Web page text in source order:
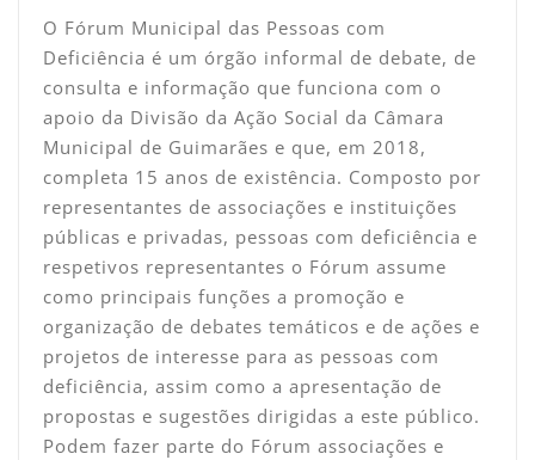
O Fórum Municipal das Pessoas com
Deficiência é um órgão informal de debate, de
consulta e informação que funciona com o
apoio da Divisão da Ação Social da Câmara
Municipal de Guimarães e que, em 2018,
completa 15 anos de existência. Composto por
representantes de associações e instituições
públicas e privadas, pessoas com deficiência e
respetivos representantes o Fórum assume
como principais funções a promoção e
organização de debates temáticos e de ações e
projetos de interesse para as pessoas com
deficiência, assim como a apresentação de
propostas e sugestões dirigidas a este público.
Podem fazer parte do Fórum associações e